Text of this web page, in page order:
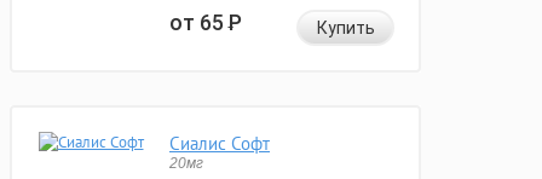
от 65Р Купить
Сиалис Софт
20мг